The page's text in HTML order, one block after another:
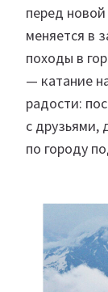
перед
меняется в
походы в
— катание
радости:
с друзьями,
по городу